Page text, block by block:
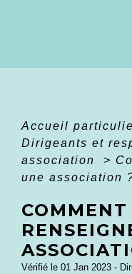
Accueil
Dirigeants et
association
>
une association
COMMENT
Vérifié le 01 Jan 2023 -